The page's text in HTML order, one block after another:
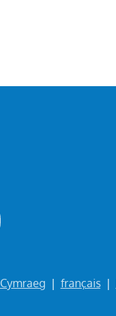
Cymraeg| français|